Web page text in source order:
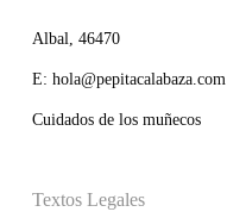
Albal, 46470
E: hola@pepitacalabaza.com
Cuidados de los muñecos
Textos Legales